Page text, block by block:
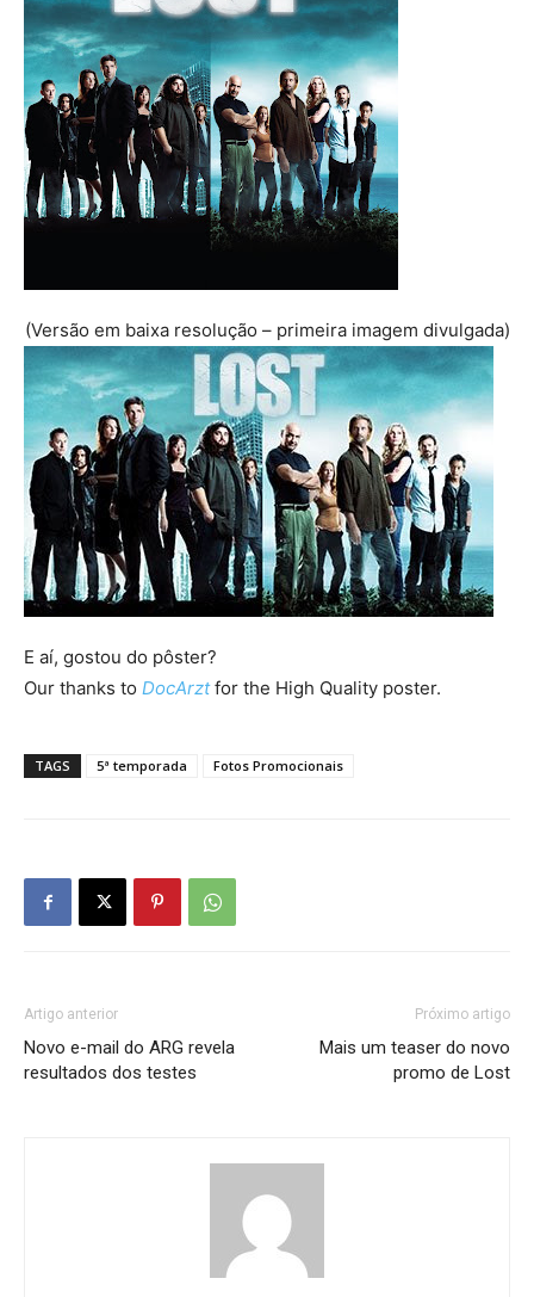
(Versão em baixa resolução – primeira imagem divulgada)
E aí, gostou do pôster?
Our thanks to DocArztfor the High Quality poster.
TAGS 5ª temporada Fotos Promocionais
Artigo anterior
Novo e-mail do ARG revela
resultados dos testes
Próximo artigo
Mais um teaser do novo
promo de Lost